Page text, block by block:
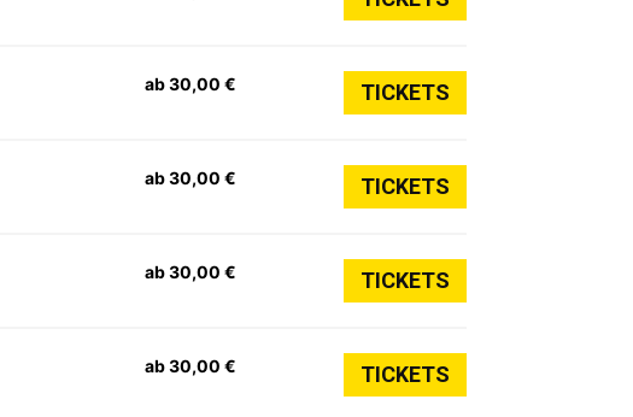
ab 30,00 € TICKETS
ab 30,00 € TICKETS
ab 30,00 € TICKETS
ab 30,00 € TICKETS